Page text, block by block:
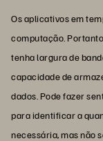
Os aplicativos em
computação.
tenha largura de
capacidade de
dados. Pode fazer
para identificar a
necessária, mas não